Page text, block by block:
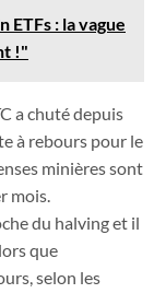
ETFs : la vague
!"
a chuté depuis
à rebours pour le
minières sont
mois.
du halving et il
que
selon les